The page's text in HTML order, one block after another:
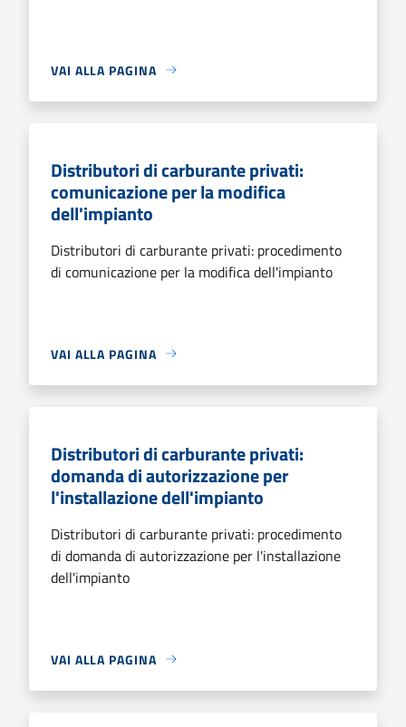
VAI ALLA PAGINA
Distributori di carburante privati:
comunicazione per la modifica
dell'impianto
Distributori di carburante privati: procedimento
di comunicazione per la modifica dell'impianto
VAI ALLA PAGINA
Distributori di carburante privati:
domanda di autorizzazione per
l'installazione dell'impianto
Distributori di carburante privati: procedimento
di domanda di autorizzazione per l'installazione
dell'impianto
VAI ALLA PAGINA